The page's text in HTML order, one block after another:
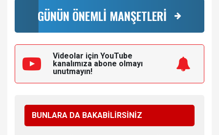
GÜNÜN ÖNEMLİ MANŞETLERİ
Videolar için YouTube
kanalımıza abone olmayı
unutmayın!
BUNLARA DA BAKABİLİRSİNİZ